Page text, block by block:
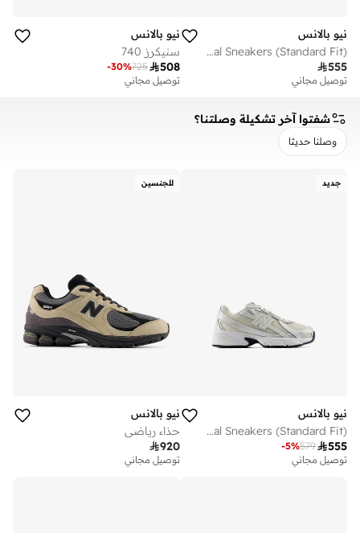
نيو بالانس
Kids 740 Bungee Lace casual Sneakers (Standard Fit)
555
توصيل مجاني
نيو بالانس
سنيكرز 740
508
725
-30%
توصيل مجاني
شفتوا آخر تشكيلة وصلتنا؟
وصلنا حديثا
جديد
نيو بالانس
Kids 740 LACE casual Sneakers (Standard Fit)
555
579
-5%
توصيل مجاني
للجنسين
نيو بالانس
حذاء رياضي
920
توصيل مجاني